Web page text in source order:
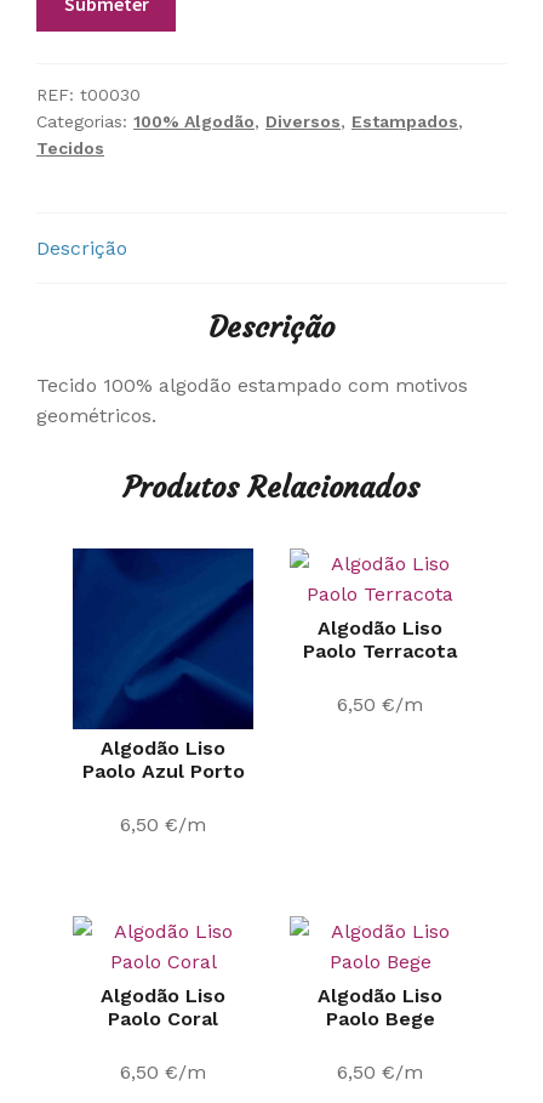
REF: t00030
Categorias: 100% Algodão, Diversos, Estampados,
Tecidos
Descrição
Descrição
Tecido 100% algodão estampado com motivos
geométricos.
Produtos Relacionados
Algodão Liso
Paolo Azul Porto
6,50 €/m
Algodão Liso
Paolo Terracota
6,50 €/m
Algodão Liso
Paolo Coral
6,50 €/m
Algodão Liso
Paolo Bege
6,50 €/m